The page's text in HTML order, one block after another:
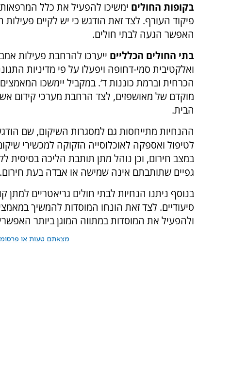
בקופות החולים ימשיכו להפעיל את כלל
פיקוד העורף. לצד זאת הודגש כי יש לקיים
האפשר הגעה לבתי חולים.
בתי החולים הכלליים ייערכו להרחבת פעילות
ואלקטיבית סמי-דחופה ויפעלו על פי מדיניות
הכרחית וברמת כוננות ד’. במקביל יימשכו
מוקדם של מאושפזים, לצד הרחבת מערכי קידום
הבית.
ההנחיות מתייחסות גם למסגרות השיקום, שם
לטיפול ואספקה לאוכלוסייה הזקוקה למכשירי
במצב חירום, וכן נוהל מתן תותבת הליכה בסיסית
גפיים שתותבתם אינה שמישה או אבדה בעת חירום.
בנוסף ניתנו הנחיות לבתי חולים גריאטריים למתן
סיעודיים. לצד זאת הונחו המוסדות להמשיך
ולהפעיל את המוסדות במתווה המוגן ביותר
מצאתם טעות או